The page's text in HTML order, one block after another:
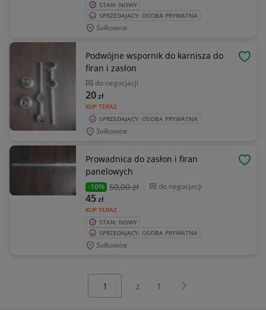
STAN: NOWY
SPRZEDAJĄCY: OSOBA PRYWATNA
Sułkowice
Podwójne wspornik do karnisza do
firan i zasłon
do negocjacji
KUP TERAZ
20zł
SPRZEDAJĄCY: OSOBA PRYWATNA
Sułkowice
Prowadnica do zasłon i firan
panelowych
-10% 50,00 zł do negocjacji
KUP TERAZ
45zł
STAN: NOWY
SPRZEDAJĄCY: OSOBA PRYWATNA
Sułkowice
z 1 Następna strona